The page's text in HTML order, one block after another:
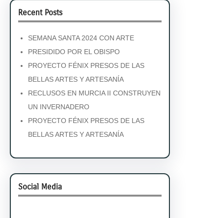
Recent Posts
SEMANA SANTA 2024 CON ARTE
PRESIDIDO POR EL OBISPO
PROYECTO FÉNIX PRESOS DE LAS
BELLAS ARTES Y ARTESANÍA
RECLUSOS EN MURCIA II CONSTRUYEN
UN INVERNADERO
PROYECTO FÉNIX PRESOS DE LAS
BELLAS ARTES Y ARTESANÍA
Social Media